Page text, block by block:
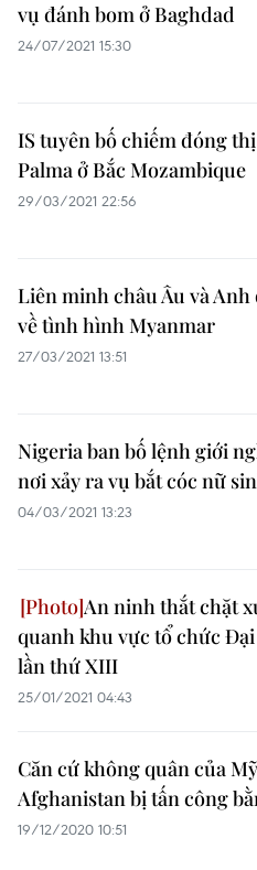
vụ đánh bom ở Baghdad
24/07/2021 15:30
IS tuyên bố chiếm đóng
Palma ở Bắc Mozambique
29/03/2021 22:56
Liên minh châu Âu và Anh
về tình hình Myanmar
27/03/2021 13:51
Nigeria ban bố lệnh giới
nơi xảy ra vụ bắt cóc nữ
04/03/2021 13:23
An ninh thắt chặt
quanh khu vực tổ chức
lần thứ XIII
25/01/2021 04:43
Căn cứ không quân của
Afghanistan bị tấn công
19/12/2020 10:51